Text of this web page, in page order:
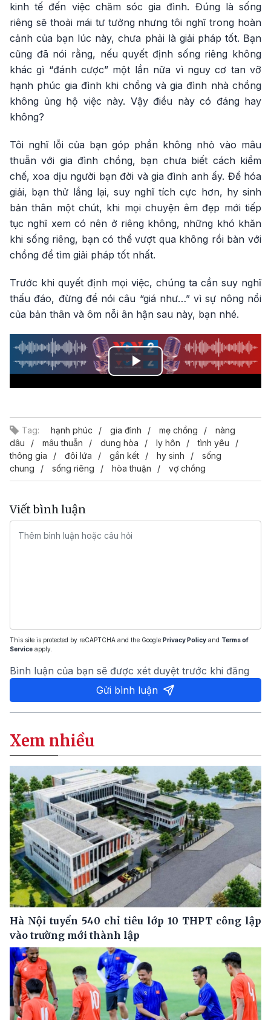
kinh tế đến việc chăm sóc gia đình. Đúng là sống
riêng sẽ thoải mái tư tưởng nhưng tôi nghĩ trong hoàn
cảnh của bạn lúc này, chưa phải là giải pháp tốt. Bạn
cũng đã nói rằng, nếu quyết định sống riêng không
khác gì “đánh cược” một lần nữa vì nguy cơ tan vỡ
hạnh phúc gia đình khi chồng và gia đình nhà chồng
không ủng hộ việc này. Vậy điều này có đáng hay
không?
Tôi nghĩ lỗi của bạn góp phần không nhỏ vào mâu
thuẫn với gia đình chồng, bạn chưa biết cách kiềm
chế, xoa dịu người bạn đời và gia đình anh ấy. Để hóa
giải, bạn thử lắng lại, suy nghĩ tích cực hơn, hy sinh
bản thân một chút, khi mọi chuyện êm đẹp mới tiếp
tục nghĩ xem có nên ở riêng không, những khó khăn
khi sống riêng, bạn có thể vượt qua không rồi bàn với
chồng để tìm giải pháp tốt nhất.
Trước khi quyết định mọi việc, chúng ta cần suy nghĩ
thấu đáo, đừng để nói câu “giá như…” vì sự nông nổi
của bản thân và ôm nỗi ân hận sau này, bạn nhé.
Play
Tag: hạnh phúc gia đình mẹ chồng
nàng
dâu
mâu thuẫn dung hòa ly hôn
tình yêu
thông gia
đôi lứa gắn kết hy sinh
sống
chung
sống riêng hòa thuận vợ chồng
Viết bình luận
This site is protected by reCAPTCHA and the Google Privacy Policy and Terms of
Service apply.
Bình luận của bạn sẽ được xét duyệt trước khi đăng
Gửi bình luận
Xem nhiều
Hà Nội tuyển 540 chỉ tiêu lớp 10 THPT công lập
vào trường mới thành lập